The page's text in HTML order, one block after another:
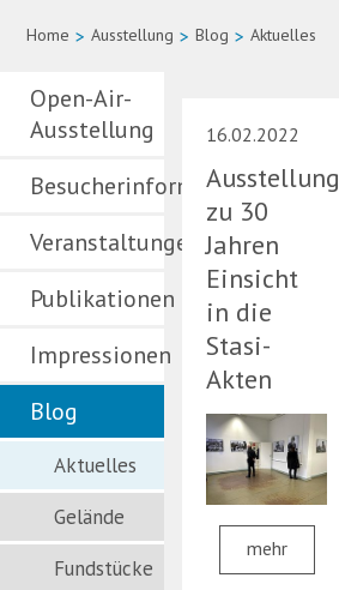
Home > Ausstellung > Blog > Aktuelles
Open-Air-
Ausstellung
Besucherinformationen
Veranstaltungen
Publikationen
Impressionen
Blog
Aktuelles
Gelände
Fundstücke
16.02.2022
Ausstellung
zu 30
Jahren
Einsicht
in die
Stasi-
Akten
mehr